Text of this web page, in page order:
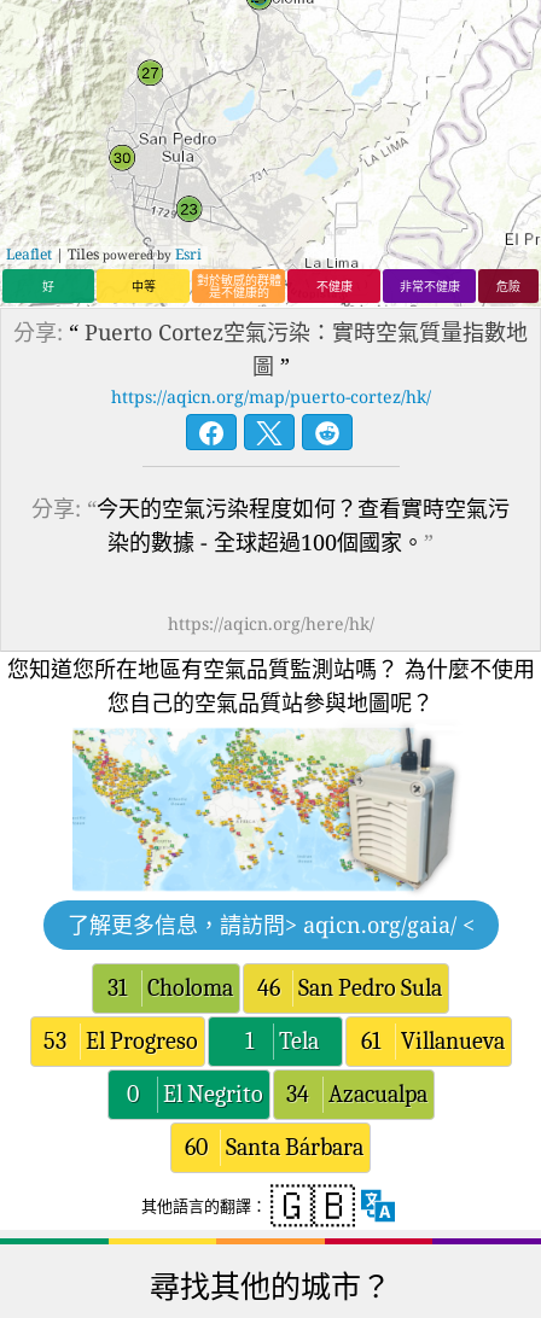
Leaflet | Tiles powered by Esri
好 中等 對於敏感的群體
是不健康的 不健康 非常不健康 危險
分享: “ Puerto Cortez空氣污染：實時空氣質量指數地
圖 ”
https://aqicn.org/map/puerto-cortez/hk/
分享: “今天的空氣污染程度如何？查看實時空氣污
染的數據 - 全球超過100個國家。 ”
https://aqicn.org/here/hk/
您知道您所在地區有空氣品質監測站嗎？ 為什麼不使用
您自己的空氣品質站參與地圖呢？
了解更多信息，請訪問> aqicn.org/gaia/ <
31 Choloma 46
San Pedro Sula
53
El Progreso 1 Tela 61
Villanueva
0
El Negrito 34
Azacualpa
60
Santa Bárbara
其他語言的翻譯： 🇬🇧
尋找其他的城市？